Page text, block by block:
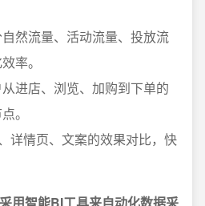
然流量、活动流量、投放流
率。
进店、浏览、加购到下单的
。
详情页、文案的效果对比，快